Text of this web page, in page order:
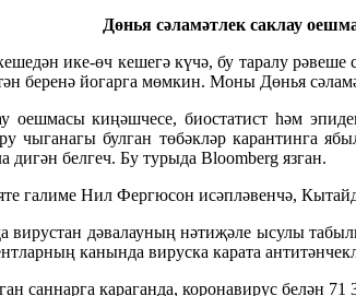
Дөнья сәламәтлек саклау
ике-өч кешегә күчә, бу таралу
беренә йогарга мөмкин. Моны Дөнья
оешмасы киңәшчесе, биостатист һәм
чыганагы булган төбәкләр карантинга
белгеч. Бу турыда Bloomberg язган.
галиме Нил Фергюсон исәпләвенчә,
дәвалауның нәтиҗәле ысулы
канында вируска карата
саннарга караганда, коронавирус белән